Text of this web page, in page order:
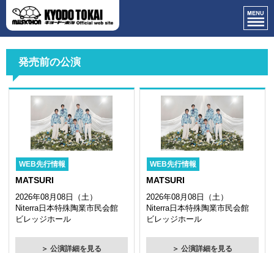
発売前の公演
WEB先行情報
MATSURI
2026年08月08日（土）
Niterra日本特殊陶業市民会館
ビレッジホール
＞ 公演詳細を見る
WEB先行情報
MATSURI
2026年08月08日（土）
Niterra日本特殊陶業市民会館
ビレッジホール
＞ 公演詳細を見る